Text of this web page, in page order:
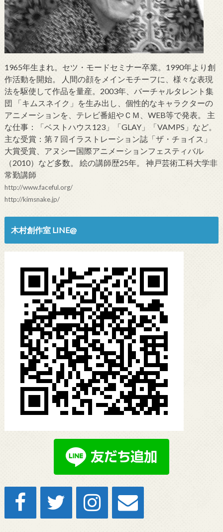
1965年生まれ。セツ・モードセミナー卒業。1990年より創
作活動を開始。 人間の顔をメインモチーフに、様々な表現
法を駆使して作品を量産。2003年、バーチャルタレント集
団 「キムスネイク」を生み出し、個性的なキャラクターの
アニメーションを、テレビ番組やＣＭ、WEB等で発表。 主
な仕事：「ベストハウス123」「GLAY」「VAMPS」など。
主な受賞：第７回イラストレーション誌「ザ・チョイス」
大賞受賞、アヌシー国際アニメーションフェスティバル
（2010）など多数。 絵の講師歴25年。 神戸芸術工科大学非
常勤講師
http://www.faceful.org/
http://kimsnake.jp/
木村創作室 LINE@